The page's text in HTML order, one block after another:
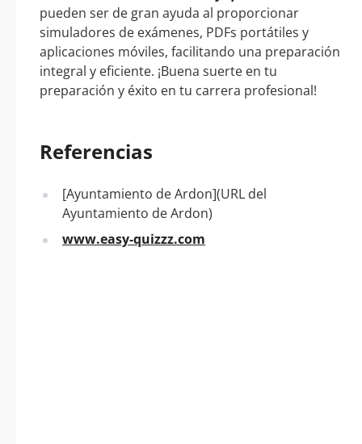
pueden ser de gran ayuda al proporcionar
simuladores de exámenes, PDFs portátiles y
aplicaciones móviles, facilitando una preparación
integral y eficiente. ¡Buena suerte en tu
preparación y éxito en tu carrera profesional!
Referencias
[Ayuntamiento de Ardon](URL del
Ayuntamiento de Ardon)
www.easy-quizzz.com